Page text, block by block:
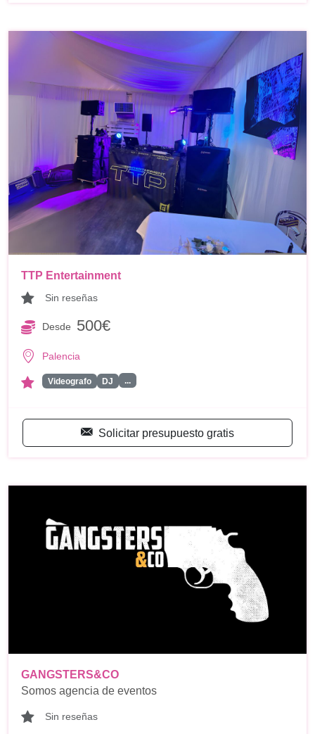
TTP Entertainment
Sin reseñas
Desde 500€
Palencia
Videografo DJ ...
Solicitar presupuesto gratis
GANGSTERS&CO
Somos agencia de eventos
Sin reseñas